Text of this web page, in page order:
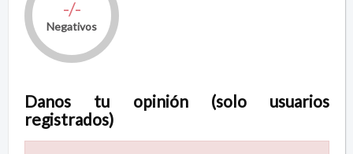
-/-
Negativos
Danos tu opinión (solo usuarios
registrados)